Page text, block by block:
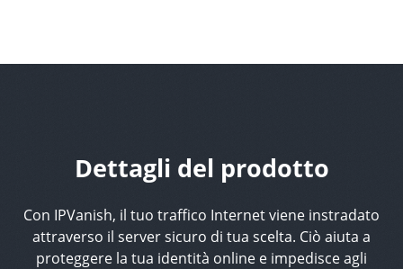
Dettagli del prodotto
Con IPVanish, il tuo traffico Internet viene instradato
attraverso il server sicuro di tua scelta. Ciò aiuta a
proteggere la tua identità online e impedisce agli